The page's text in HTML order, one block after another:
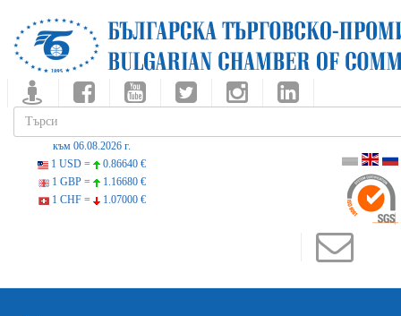
към 06.08.2026 г.
1 USD =
0.86640 €
1 GBP =
1.16680 €
1 CHF =
1.07000 €